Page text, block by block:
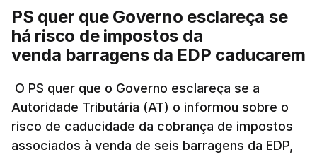
avaliação à Polícia Judiciária.
Do início da polémica com a revelação de obras a
título pessoal, numa propriedade no Alentejo, feitas
pelo mesmo empreiteiro contratado 17 vezes para
obras na Polícia Judiciária (PJ) até aos últimos dias,
em que até do Governo surgiram ordens para mais
inquéritos e averiguações aos seus mandatos à
PS quer que Governo esclareça se
há risco de impostos da
venda barragens da EDP caducarem
O PS quer que o Governo esclareça se a
Autoridade Tributária (AT) o informou sobre o
risco de caducidade da cobrança de impostos
associados à venda de seis barragens da EDP,